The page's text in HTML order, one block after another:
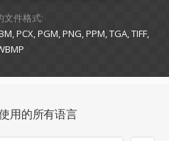
文件格式:
PCX, PGM, PNG, PPM, TGA, TIFF,
用的所有语言